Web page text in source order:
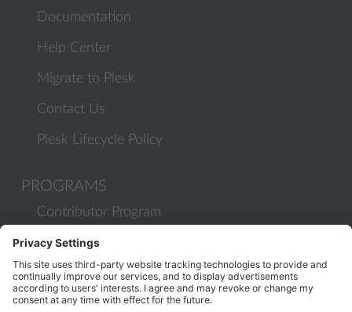
Documentation
Help Center
Migrate to Plesk
Contact Us
Plesk Lifecycle Policy
PROGRAMS
Contributor Program
Partner Program
COMMUNITY